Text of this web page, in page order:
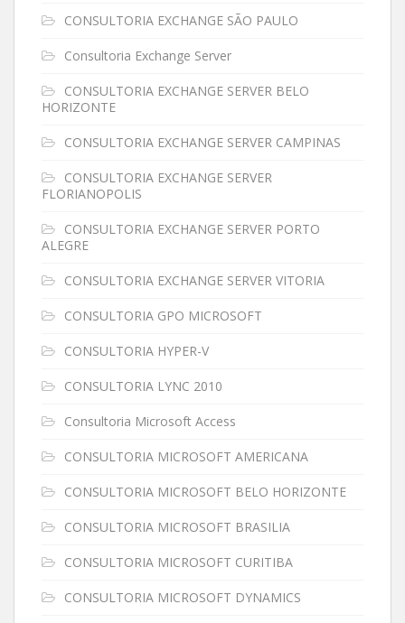
CONSULTORIA EXCHANGE SÃO PAULO
Consultoria Exchange Server
CONSULTORIA EXCHANGE SERVER BELO
HORIZONTE
CONSULTORIA EXCHANGE SERVER CAMPINAS
CONSULTORIA EXCHANGE SERVER
FLORIANOPOLIS
CONSULTORIA EXCHANGE SERVER PORTO
ALEGRE
CONSULTORIA EXCHANGE SERVER VITORIA
CONSULTORIA GPO MICROSOFT
CONSULTORIA HYPER-V
CONSULTORIA LYNC 2010
Consultoria Microsoft Access
CONSULTORIA MICROSOFT AMERICANA
CONSULTORIA MICROSOFT BELO HORIZONTE
CONSULTORIA MICROSOFT BRASILIA
CONSULTORIA MICROSOFT CURITIBA
CONSULTORIA MICROSOFT DYNAMICS